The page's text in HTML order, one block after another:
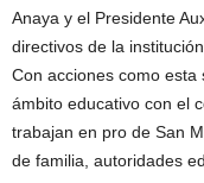
Anaya y el Presidente
directivos de la
Con acciones como
ámbito educativo con el
trabajan en pro de San
de familia, autoridades